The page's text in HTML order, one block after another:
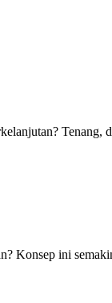
Tenang,
Konsep ini